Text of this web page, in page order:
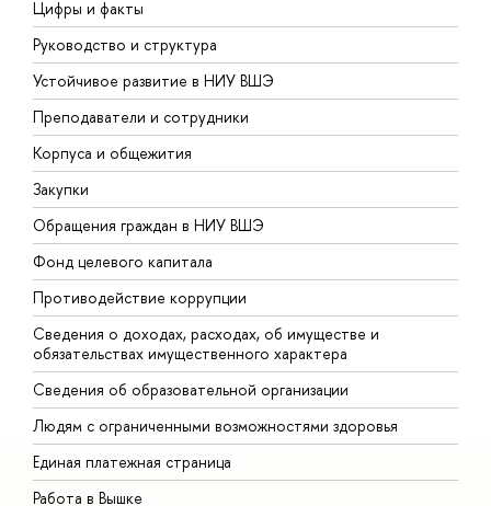
Цифры и факты
Руководство и структура
Устойчивое развитие в НИУ ВШЭ
Преподаватели и сотрудники
Корпуса и общежития
Закупки
Обращения граждан в НИУ ВШЭ
Фонд целевого капитала
Противодействие коррупции
Сведения о доходах, расходах, об имуществе и
обязательствах имущественного характера
Сведения об образовательной организации
Людям с ограниченными возможностями здоровья
Единая платежная страница
Работа в Вышке